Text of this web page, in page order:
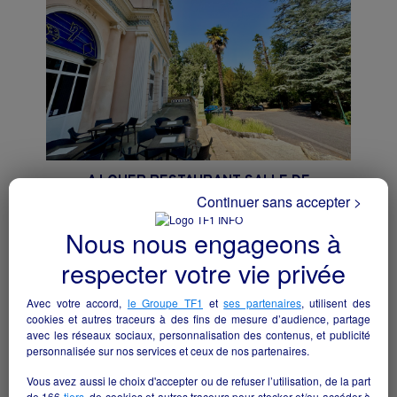
A LOUER RESTAURANT SALLE DE
RECEPTION
Vernet-les-Bains - 66820
Hôtellerie et restauration collectivite
Nous nous engageons à
respecter votre vie privée
Avec votre accord, le Groupe TF1 etses partenaires, utilisent des
cookies et autres traceurs à des fins de mesure d’audience, partage
avec les réseaux sociaux, personnalisation des contenus, et publicité
personnalisée sur nos services et ceux de nos partenaires.
Vous avez aussi le choix d'accepter ou de refuser l’utilisation, de la part
Continuer sans accepter >